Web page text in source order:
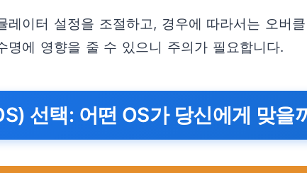
레이터 설정을 조절하고, 경우에 따라서는 오버
명에 영향을 줄 수 있으니 주의가 필요합니다.
선택: 어떤 OS가 당신에게 맞을